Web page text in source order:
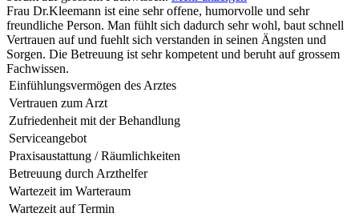
Frau Dr.Kleemann ist eine sehr offene, humorvolle und sehr
freundliche Person. Man fühlt sich dadurch sehr wohl, baut schnell
Vertrauen auf und fuehlt sich verstanden in seinen Ängsten und
Sorgen. Die Betreuung ist sehr kompetent und beruht auf grossem
Fachwissen.
Einfühlungsvermögen des Arztes
Vertrauen zum Arzt
Zufriedenheit mit der Behandlung
Serviceangebot
Praxisaustattung / Räumlichkeiten
Betreuung durch Arzthelfer
Wartezeit im Warteraum
Wartezeit auf Termin